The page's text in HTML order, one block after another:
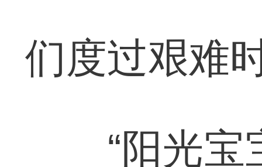
们度过艰难
“阳光宝宝